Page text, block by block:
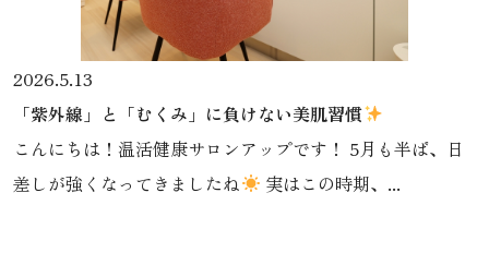
2026.5.13
「紫外線」と「むくみ」に負けない美肌習慣
こんにちは！温活健康サロンアップです！ 5月も半ば、日
差しが強くなってきましたね
実はこの時期、...